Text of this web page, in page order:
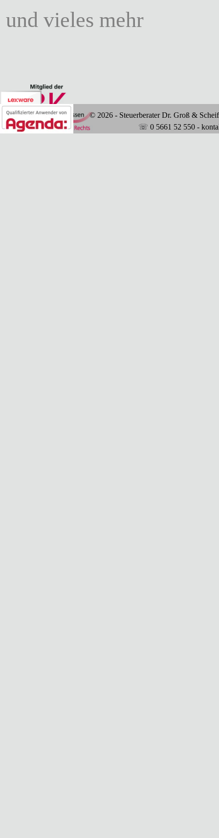
und vieles mehr
© 2026 - Steuerberater Dr. Groß &
☏ 0 5661 52 550 -